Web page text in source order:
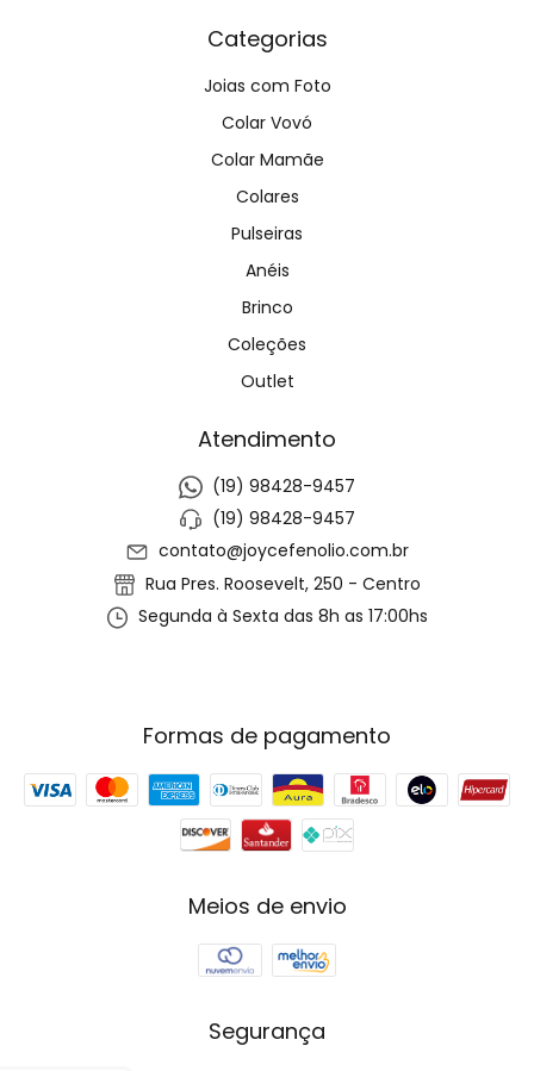
Categorias
Joias com Foto
Colar Vovó
Colar Mamãe
Colares
Pulseiras
Anéis
Brinco
Coleções
Outlet
Atendimento
(19) 98428-9457
(19) 98428-9457
contato@joycefenolio.com.br
Rua Pres. Roosevelt, 250 - Centro
Segunda à Sexta das 8h as 17:00hs
Formas de pagamento
Meios de envio
Segurança